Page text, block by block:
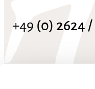
+49 (0) 2624 /